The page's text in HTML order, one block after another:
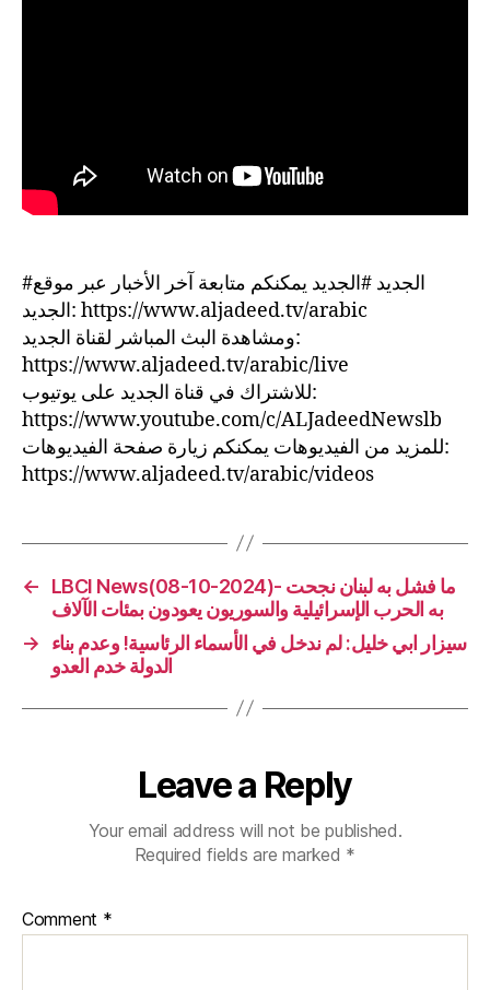
#الجديد #الجديد يمكنكم متابعة آخر الأخبار عبر موقع
الجديد: https://www.aljadeed.tv/arabic
ومشاهدة البث المباشر لقناة الجديد:
https://www.aljadeed.tv/arabic/live
للاشتراك في قناة الجديد على يوتيوب:
https://www.youtube.com/c/ALJadeedNewslb
للمزيد من الفيديوهات يمكنكم زيارة صفحة الفيديوهات:
https://www.aljadeed.tv/arabic/videos
←
LBCI News(08-10-2024)- ما فشل به لبنان نجحت
به الحرب الإسرائيلية والسوريون يعودون بمئات الآلاف
→
سيزار ابي خليل: لم ندخل في الأسماء الرئاسية! وعدم بناء
الدولة خدم العدو
Leave a Reply
Your email address will not be published.
Required fields are marked *
Comment *